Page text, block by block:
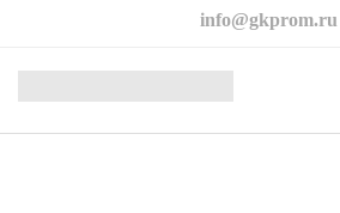
info@gkprom.ru